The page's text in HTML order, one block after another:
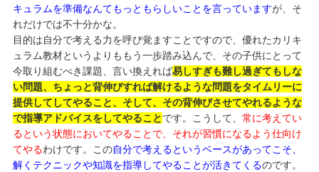
キュラムを準備なんてもっともらしいことを言っていますが、そ
れだけでは不十分かな。
目的は自分で考える力を呼び覚ますことですので、優れたカリキ
ュラム教材というよりももう一歩踏み込んで、その子供にとって
今取り組むべき課題、言い換えれば易しすぎも難し過ぎてもしな
い問題、ちょっと背伸びすれば解けるような問題をタイムリーに
提供してしてやること、そして、その背伸びさせてやれるような
で指導アドバイスをしてやることです。こうして、 常に考えてい
るという状態においてやることで、それが習慣になるよう仕向け
てやるわけです。この自分で考えるというベースがあってこそ、
解くテクニックや知識を指導してやることが活きてくるのです。